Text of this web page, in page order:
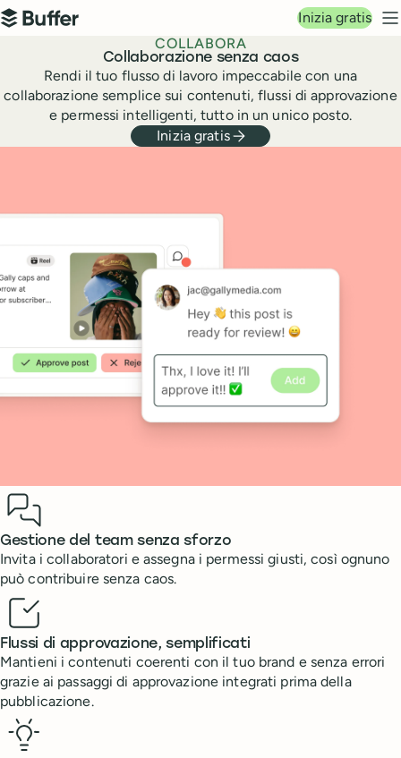
Navigazione principale
Buffer
Inizia gratis
COLLABORA
Collaborazione senza caos
Rendi il tuo flusso di lavoro impeccabile con una
collaborazione semplice sui contenuti, flussi di approvazione
e permessi intelligenti, tutto in un unico posto.
Inizia gratis
Benefits
Gestione del team senza sforzo
Invita i collaboratori e assegna i permessi giusti, così ognuno
può contribuire senza caos.
Flussi di approvazione, semplificati
Mantieni i contenuti coerenti con il tuo brand e senza errori
grazie ai passaggi di approvazione integrati prima della
pubblicazione.